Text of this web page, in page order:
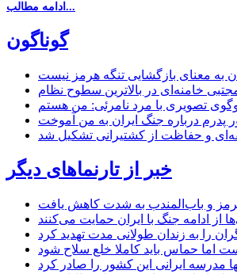
ادامه مطالب...
گوناگون
به معنای بازگشایی تنگه هرمز نیست
خامنه‌ای در بالاترین سطوح نظام
پدرم درباره جنگ ایران به من آموخت
و حفاظت از کشتیرانی تشکیل شد
خبر از تارنماهای دیگر
هرمز و باب‌المندب به شدت کاهش یافت
از ادامه جنگ با ایران حمایت می‌کنند
را به زندان طولانی مدت تهدید کرد
اما حماس باید کاملا خلع سلاح شود
مدرسه ایرانی این کشور را صادر کرد